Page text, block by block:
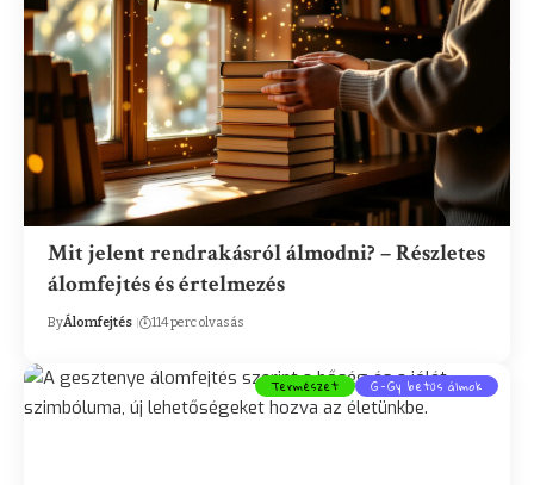
Mit jelent rendrakásról álmodni? – Részletes
álomfejtés és értelmezés
ByÁlomfejtés 114 perc olvasás
Természet G-Gy betűs álmok